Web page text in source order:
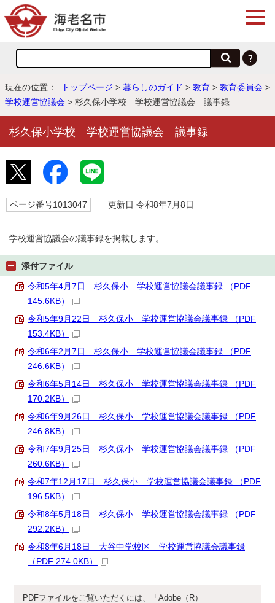
現在の位置： トップページ > 暮らしのガイド > 教育 > 教育委員会 >
学校運営協議会 > 杉久保小学校 学校運営協議会 議事録
杉久保小学校 学校運営協議会 議事録
ページ番号1013047 更新日 令和8年7月8日
学校運営協議会の議事録を掲載します。
添付ファイル
令和5年4月7日 杉久保小 学校運営協議会議事録 （PDF
145.6KB）
令和5年9月22日 杉久保小 学校運営協議会議事録 （PDF
153.4KB）
令和6年2月7日 杉久保小 学校運営協議会議事録 （PDF
246.6KB）
令和6年5月14日 杉久保小 学校運営協議会議事録 （PDF
170.2KB）
令和6年9月26日 杉久保小 学校運営協議会議事録 （PDF
246.8KB）
令和7年9月25日 杉久保小 学校運営協議会議事録 （PDF
260.6KB）
令和7年12月17日 杉久保小 学校運営協議会議事録 （PDF
196.5KB）
令和8年5月18日 杉久保小 学校運営協議会議事録 （PDF
292.2KB）
令和8年6月18日 大谷中学校区 学校運営協議会議事録
（PDF 274.0KB）
PDFファイルをご覧いただくには、「Adobe（R）